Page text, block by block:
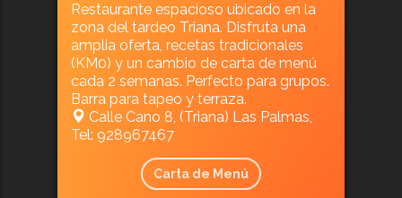
Restaurante espacioso ubicado en la
zona del tardeo Triana. Disfruta una
amplia oferta, recetas tradicionales
(KM0) y un cambio de carta de menú
cada 2 semanas. Perfecto para grupos.
Barra para tapeo y terraza.
Calle Cano 8, (Triana) Las Palmas,
Tel: 928967467
Carta de Menú